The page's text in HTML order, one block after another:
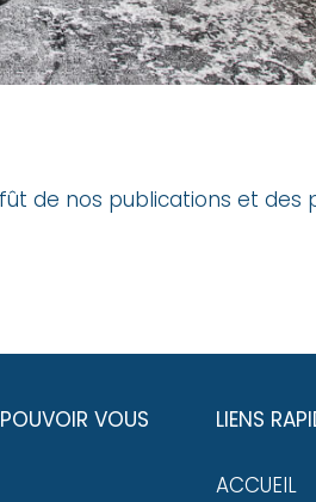
de nos publications et des
VOUS
LIENS
ACCUEIL